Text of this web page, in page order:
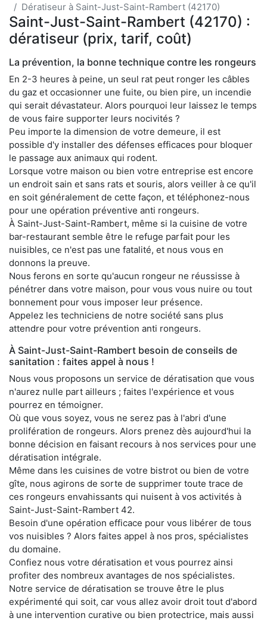
Dératiseur à Saint-Just-Saint-Rambert (42170)
Saint-Just-Saint-Rambert (42170) :
dératiseur (prix, tarif, coût)
La prévention, la bonne technique contre les rongeurs
En 2-3 heures à peine, un seul rat peut ronger les câbles
du gaz et occasionner une fuite, ou bien pire, un incendie
qui serait dévastateur. Alors pourquoi leur laissez le temps
de vous faire supporter leurs nocivités ?
Peu importe la dimension de votre demeure, il est
possible d'y installer des défenses efficaces pour bloquer
le passage aux animaux qui rodent.
Lorsque votre maison ou bien votre entreprise est encore
un endroit sain et sans rats et souris, alors veiller à ce qu'il
en soit généralement de cette façon, et téléphonez-nous
pour une opération préventive anti rongeurs.
À Saint-Just-Saint-Rambert, même si la cuisine de votre
bar-restaurant semble être le refuge parfait pour les
nuisibles, ce n'est pas une fatalité, et nous vous en
donnons la preuve.
Nous ferons en sorte qu'aucun rongeur ne réussisse à
pénétrer dans votre maison, pour vous vous nuire ou tout
bonnement pour vous imposer leur présence.
Appelez les techniciens de notre société sans plus
attendre pour votre prévention anti rongeurs.
À Saint-Just-Saint-Rambert besoin de conseils de
sanitation : faites appel à nous !
Nous vous proposons un service de dératisation que vous
n'aurez nulle part ailleurs ; faites l'expérience et vous
pourrez en témoigner.
Où que vous soyez, vous ne serez pas à l'abri d'une
prolifération de rongeurs. Alors prenez dès aujourd'hui la
bonne décision en faisant recours à nos services pour une
dératisation intégrale.
Même dans les cuisines de votre bistrot ou bien de votre
gîte, nous agirons de sorte de supprimer toute trace de
ces rongeurs envahissants qui nuisent à vos activités à
Saint-Just-Saint-Rambert 42.
Besoin d'une opération efficace pour vous libérer de tous
vos nuisibles ? Alors faites appel à nos pros, spécialistes
du domaine.
Confiez nous votre dératisation et vous pourrez ainsi
profiter des nombreux avantages de nos spécialistes.
Notre service de dératisation se trouve être le plus
expérimenté qui soit, car vous allez avoir droit tout d'abord
à une intervention curative ou bien protectrice, mais aussi